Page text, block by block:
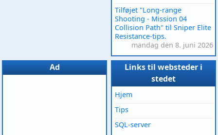
Tilføjet "Long-range
Shooting - Mission 04
Collision Path" til Sniper Elite
Resistance-tips.
mandag den 8. juni 2026
Ad
Links til websteder i
stedet
Hjem
Tips
SQL-server